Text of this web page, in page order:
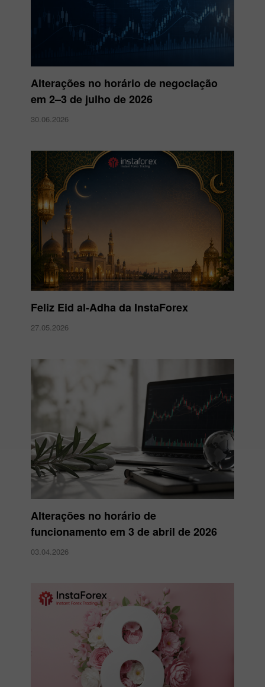
Alterações no horário de negociação
em 2–3 de julho de 2026
30.06.2026
Feliz Eid al-Adha da InstaForex
27.05.2026
Alterações no horário de
funcionamento em 3 de abril de 2026
03.04.2026